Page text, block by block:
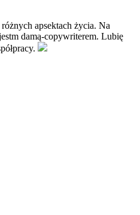
apsektach życia. Na
damą-copywriterem. Lubię